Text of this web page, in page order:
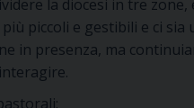
la diocesi in tre
piccoli e gestibili e ci
in presenza, ma